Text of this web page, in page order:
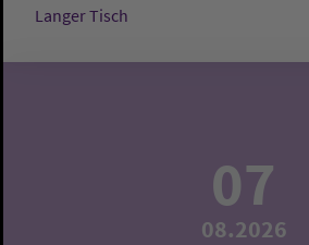
Langer Tisch
07
08.2026